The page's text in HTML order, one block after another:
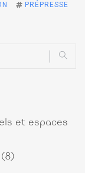
PRÉPRESSE
et espaces
(8)